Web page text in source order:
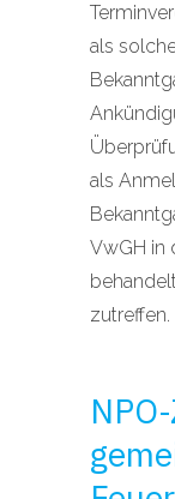
als
als
VwGH in
zutreffen.